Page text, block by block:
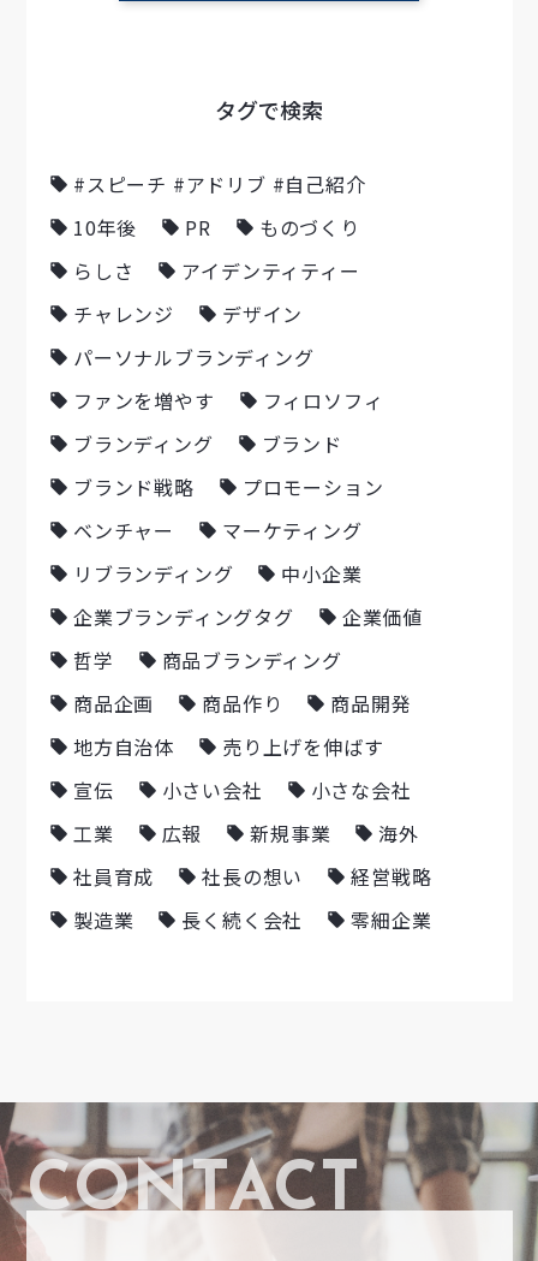
タグで検索
#スピーチ #アドリブ #自己紹介
10年後
PR
ものづくり
らしさ
アイデンティティー
チャレンジ
デザイン
パーソナルブランディング
ファンを増やす
フィロソフィ
ブランディング
ブランド
ブランド戦略
プロモーション
ベンチャー
マーケティング
リブランディング
中小企業
企業ブランディングタグ
企業価値
哲学
商品ブランディング
商品企画
商品作り
商品開発
地方自治体
売り上げを伸ばす
宣伝
小さい会社
小さな会社
工業
広報 新規事業
海外
社員育成
社長の想い
経営戦略
製造業
長く続く会社 零細企業